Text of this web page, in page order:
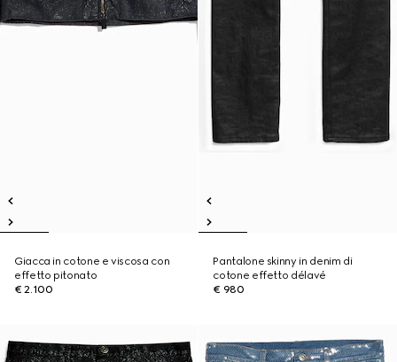
Giacca in cotone e viscosa con
effetto pitonato
€ 2.100
Pantalone skinny in denim di
cotone effetto délavé
€ 980